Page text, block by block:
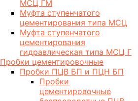
МСЦ ГМ
Муфта ступенчатого
цементирования типа МСЦ
Муфта ступенчатого
цементирования
гидравлическая типа МСЦ Г
Пробки цементировочные
Пробки ПЦВ БП и ПЦН БП
Пробки
цементировочные